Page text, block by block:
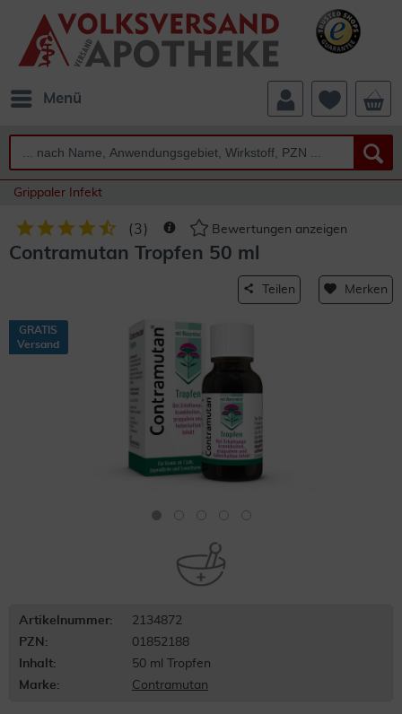
Menü
Grippaler Infekt
(3) Bewertungen anzeigen
Contramutan Tropfen 50 ml
Teilen Merken
GRATIS
Versand
Artikelnummer:
2134872
PZN:
01852188
Inhalt:
50 ml Tropfen
Marke:
Contramutan